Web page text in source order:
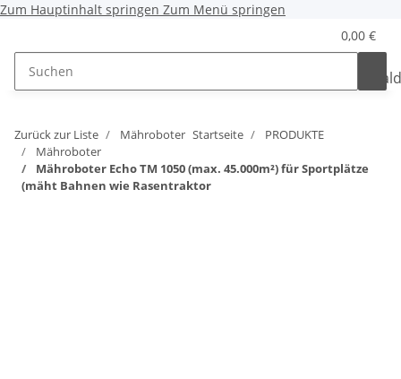
Zum Hauptinhalt springen Zum Menü springen
0,00 €
Zurück zur Liste Mähroboter Startseite
PRODUKTE
Mähroboter
Mähroboter Echo TM 1050 (max. 45.000m²) für Sportplätze
(mäht Bahnen wie Rasentraktor